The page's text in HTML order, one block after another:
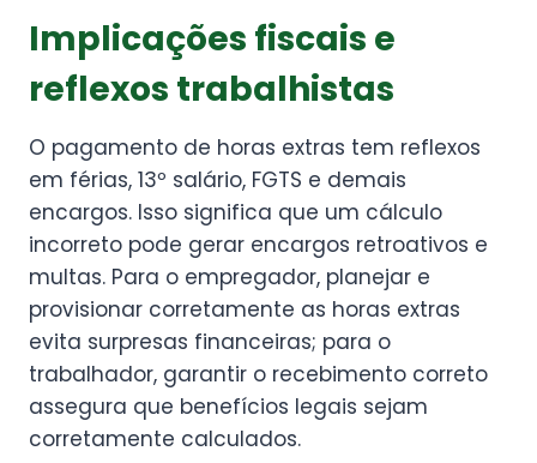
Implicações fiscais e
reflexos trabalhistas
O pagamento de horas extras tem reflexos
em férias, 13º salário, FGTS e demais
encargos. Isso significa que um cálculo
incorreto pode gerar encargos retroativos e
multas. Para o empregador, planejar e
provisionar corretamente as horas extras
evita surpresas financeiras; para o
trabalhador, garantir o recebimento correto
assegura que benefícios legais sejam
corretamente calculados.